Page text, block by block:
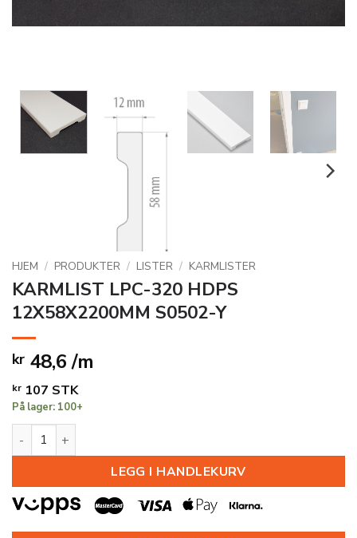
HJEM / PRODUKTER / LISTER / KARMLISTER
KARMLIST LPC-320 HDPS
12X58X2200MM S0502-Y
kr 48,6 /m
kr 107 STK
På lager: 100+
KARMLIST LPC-320 HDPS 12X58X2200MM S0502-Y antall
LEGG I HANDLEKURV